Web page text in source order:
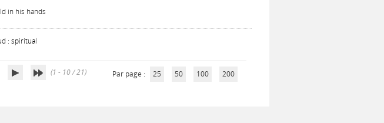
in his hands
: spiritual
(1 - 10 / 21) Par page : 25 50 100 200